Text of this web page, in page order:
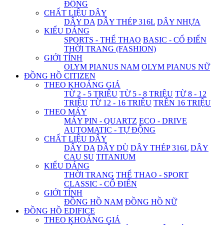
ĐỘNG
CHẤT LIỆU DÂY
DÂY DA DÂY THÉP 316L DÂY NHỰA
KIỂU DÁNG
SPORTS - THỂ THAO BASIC - CỔ ĐIỂN
THỜI TRANG (FASHION)
GIỚI TÍNH
OLYM PIANUS NAM OLYM PIANUS NỮ
ĐỒNG HỒ CITIZEN
THEO KHOẢNG GIÁ
TỪ 2 - 5 TRIỆU TỪ 5 - 8 TRIỆU TỪ 8 - 12
TRIỆU TỪ 12 - 16 TRIỆU TRÊN 16 TRIỆU
THEO MÁY
MÁY PIN - QUARTZ ECO - DRIVE
AUTOMATIC - TỰ ĐỘNG
CHẤT LIỆU DÂY
DÂY DA DÂY DÙ DÂY THÉP 316L DÂY
CAU SU TITANIUM
KIỂU DÁNG
THỜI TRANG THỂ THAO - SPORT
CLASSIC - CỔ ĐIỂN
GIỚI TÍNH
ĐỒNG HỒ NAM ĐỒNG HỒ NỮ
ĐỒNG HỒ EDIFICE
THEO KHOẢNG GIÁ